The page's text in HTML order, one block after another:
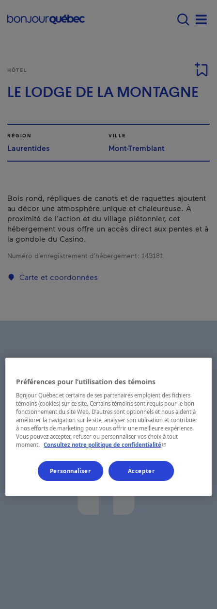
Main navigation -
HÔTEL
LE LODGE DE LA MONTAGNE
RÉGION
Laurentides
VILLE
Mont-Tremblant
Bois rond, répliques de canots et de raquettes ajoutent
au décor une atmosphère unique et chaleureuse. À
proximité de l’action et du village piétonnier, cet
hébergement vous offre un accès direct aux pentes et à
la gondole du Casino.
Numéro d’enregistrement d’hébergement : 149181
Carte et coordonnées
Préférences pour l’utilisation des témoins
Bonjour Québec et certains de ses partenaires emploient des fichiers
témoins (cookies) sur ce site. Certains témoins sont requis pour le bon
fonctionnement du site Web. D’autres sont optionnels et nous aident à
améliorer la navigation sur le site, analyser son utilisation et contribuer
à nos efforts de marketing pour vous offrir une meilleure expérience.
Vous pouvez accepter, refuser ou personnaliser vos choix à tout
moment. Consultez notre politique de confidentialité- Cet hyperlien
Personnaliser Accepter